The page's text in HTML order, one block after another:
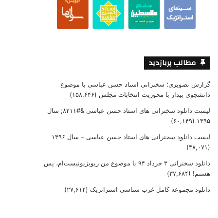
مطالب پربازدید
گزارش تصویری؛ سخنرانی استاد حسن عباسی با موضوع
دانشجوی بیدار با محوریت انتخابات مجلس (۱۵۸,۶۴۶)
لیست دانلود سخنرانی های استاد حسن عباسی &#۸۲۱۱; سال
۱۳۹۵ (۶۰,۱۴۹)
لیست دانلود سخنرانی های استاد حسن عباسی – سال ۱۳۹۶
(۴۸,۰۷۱)
دانلود سخنرانی ۳ خرداد ۹۴ با موضوع من ریویزیونیست‌ام، پس
هستم! (۳۷,۶۸۴)
دانلود مجموعه کامل غرب شناسی استراتژیک (۲۷,۶۱۲)